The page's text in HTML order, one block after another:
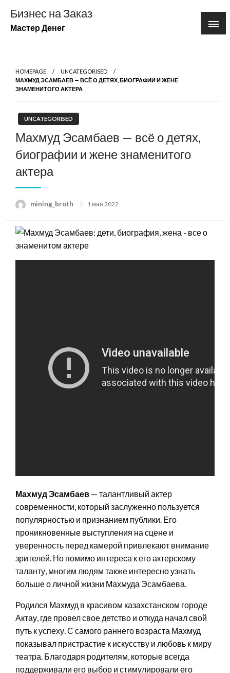
содержимому
Бизнес на Заказ
Мастер Денег
HOMEPAGE
UNCATEGORISED
МАХМУД ЭСАМБАЕВ — ВСЁ О ДЕТЯХ, БИОГРАФИИ И ЖЕНЕ
ЗНАМЕНИТОГО АКТЕРА
UNCATEGORISED
Махмуд Эсамбаев — всё о детях,
биографии и жене знаменитого
актера
mining_broth
Posted
1 мая 2022
Махмуд Эсамбаев — талантливый актер
современности, который заслуженно пользуется
популярностью и признанием публики. Его
проникновенные выступления на сцене и
уверенность перед камерой привлекают внимание
зрителей. Но помимо интереса к его актерскому
таланту, многим людям также интересно узнать
больше о личной жизни Махмуда Эсамбаева.
Родился Махмуд в красивом казахстанском городе
Актау, где провел свое детство и откуда начал свой
путь к успеху. С самого раннего возраста Махмуд
показывал пристрастие к искусству и любовь к миру
театра. Благодаря родителям, которые всегда
поддерживали его выбор и стимулировали его